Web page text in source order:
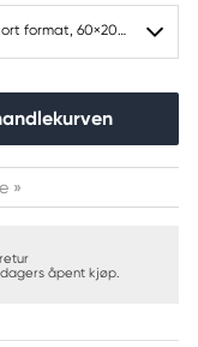
Derwent Inktense XL Blocks 6 – akvarellkritt i stort format, 60×20×20 mm.
»
åpent kjøp.